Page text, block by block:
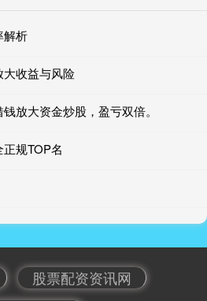
解析
收益与风险
放大资金炒股，盈亏双倍。
规TOP名
股票配资资讯网